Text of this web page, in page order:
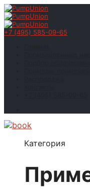
+7 (495) 585-09-65
Категория